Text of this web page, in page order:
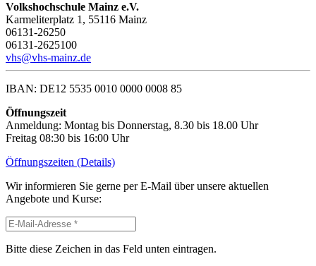
Volkshochschule Mainz e.V.
Karmeliterplatz 1, 55116 Mainz
06131-26250
06131-2625100
vhs@vhs-mainz.de
IBAN: DE12 5535 0010 0000 0008 85
Öffnungszeit
Anmeldung: Montag bis Donnerstag, 8.30 bis 18.00 Uhr
Freitag 08:30 bis 16:00 Uhr
Öffnungszeiten (Details)
Wir informieren Sie gerne per E-Mail über unsere aktuellen
Angebote und Kurse:
Bitte diese Zeichen in das Feld unten eintragen.